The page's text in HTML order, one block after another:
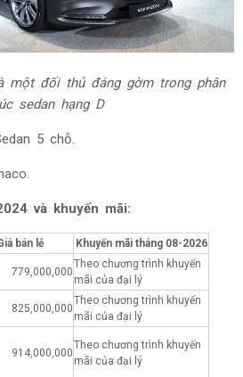
một đối thủ đáng gờm trong phân
sedan hạng D
5 chỗ.
và khuyến mãi:
bán lẻ Khuyến mãi tháng 08-2026
779,000,000
Theo chương trình khuyến
mãi của đại lý
825,000,000
Theo chương trình khuyến
mãi của đại lý
914,000,000
Theo chương trình khuyến
mãi của đại lý